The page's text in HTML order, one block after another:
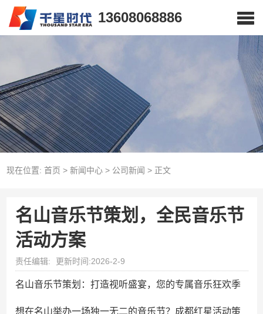
13608068886
现在位置: 首页 > 新闻中心> 公司新闻 > 正文
名山音乐节策划，全民音乐节
活动方案
责任编辑: 更新时间:2026-2-9
名山音乐节策划：打造视听盛宴，您的专属音乐狂欢季
想在名山举办一场独一无二的音乐节？成都红星活动策